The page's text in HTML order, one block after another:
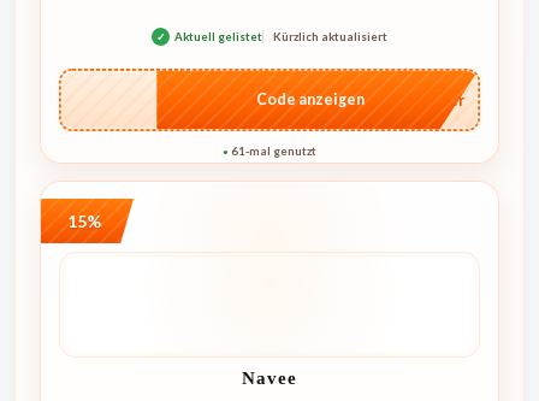
✓ Aktuell gelistet Kürzlich aktualisiert
…ider
Code anzeigen
● 61-mal genutzt
15%
Navee